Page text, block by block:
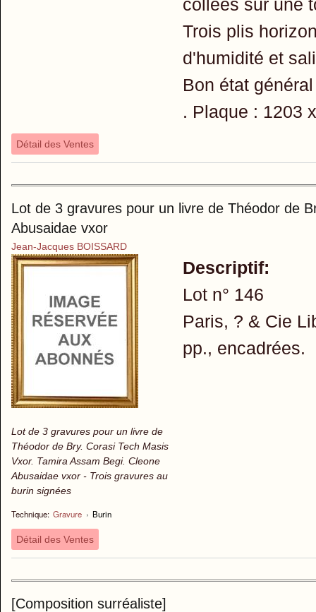
collées sur une
Trois plis
d'humidité et
Bon état général
. Plaque : 1203
Détail des Ventes
Lot de 3 gravures pour un livre de Théodor de
Abusaidae vxor
Jean-Jacques BOISSARD
Lot de 3 gravures pour un livre de
Théodor de Bry. Corasi Tech Masis
Vxor. Tamira Assam Begi. Cleone
Abusaidae vxor - Trois gravures au
burin signées
Technique: Gravure › Burin
Descriptif:
Lot n° 146
Paris, ? & Cie
pp., encadrées.
Détail des Ventes
[Composition surréaliste]